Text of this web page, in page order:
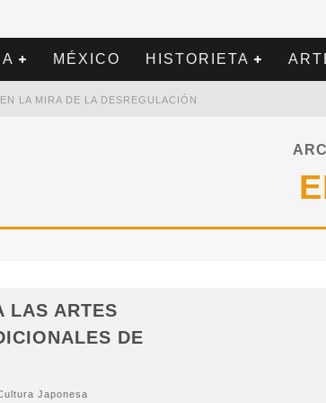
MÉXICO HISTORIETA
LA MIRA DE LA DESREGULACIÓN
LAS ARTES
DE
Japonesa